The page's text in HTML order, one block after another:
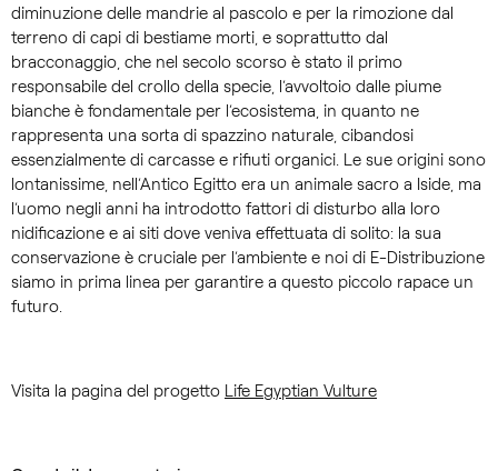
diminuzione delle mandrie al pascolo e per la rimozione dal
terreno di capi di bestiame morti, e soprattutto dal
bracconaggio, che nel secolo scorso è stato il primo
responsabile del crollo della specie, l’avvoltoio dalle piume
bianche è fondamentale per l’ecosistema, in quanto ne
rappresenta una sorta di spazzino naturale, cibandosi
essenzialmente di carcasse e rifiuti organici. Le sue origini sono
lontanissime, nell’Antico Egitto era un animale sacro a Iside, ma
l’uomo negli anni ha introdotto fattori di disturbo alla loro
nidificazione e ai siti dove veniva effettuata di solito: la sua
conservazione è cruciale per l’ambiente e noi di E-Distribuzione
siamo in prima linea per garantire a questo piccolo rapace un
futuro.
Visita la pagina del progetto Life Egyptian Vulture